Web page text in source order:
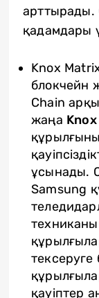
арттырады.
қадамдары
Knox
блокчейн
Chain
жаңа
ұсынады.
Samsung
қауіптер